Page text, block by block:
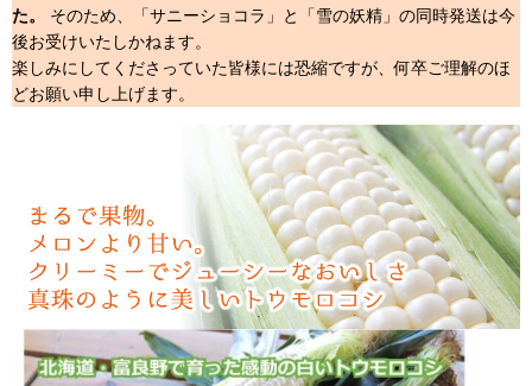
た。
そのため、「サニーショコラ」と「雪の妖精」の同時発送は今
後お受けいたしかねます。
楽しみにしてくださっていた皆様には恐縮ですが、何卒ご理解のほ
どお願い申し上げます。